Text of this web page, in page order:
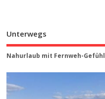
Unterwegs
Nahurlaub mit Fernweh-Gefühl